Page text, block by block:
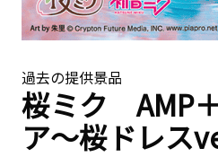
過去の提供景品
桜ミク AMP
ア〜桜ドレス